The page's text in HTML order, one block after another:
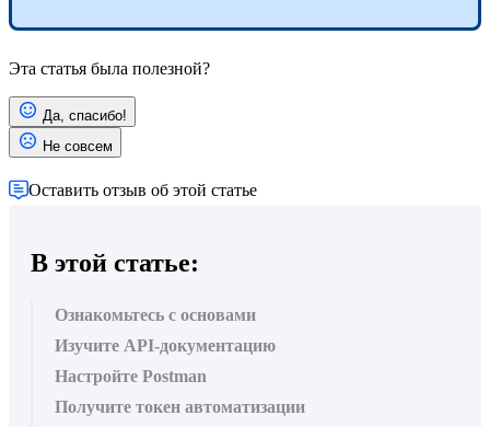
Эта статья была полезной?
Да, спасибо!
Не совсем
Оставить отзыв об этой статье
В этой статье:
Ознакомьтесь с основами
Изучите API-документацию
Настройте Postman
Получите токен автоматизации